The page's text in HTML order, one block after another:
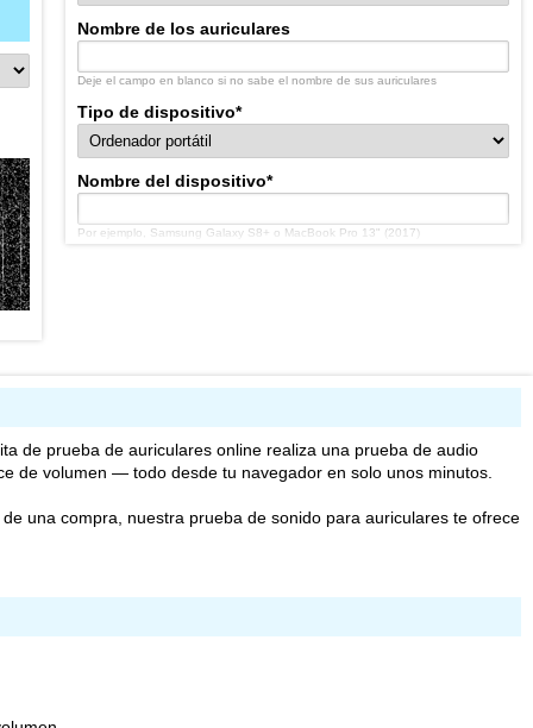
Nombre de los auriculares
Deje el campo en blanco si no sabe el nombre de sus auriculares
Tipo de dispositivo*
Nombre del dispositivo*
Por ejemplo, Samsung Galaxy S8+ o MacBook Pro 13" (2017)
Desventajas de tus auriculares
de prueba de auriculares online realiza una prueba de audio
de volumen — todo desde tu navegador en solo unos minutos.
una compra, nuestra prueba de sonido para auriculares te ofrece